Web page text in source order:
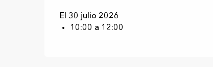
El 30 julio 2026
10:00 a 12:00